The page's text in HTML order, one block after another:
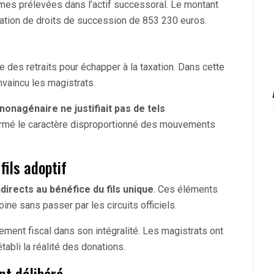
prélevées dans l’actif successoral. Le montant
de droits de succession de 853 230 euros.
retraits pour échapper à la taxation. Dans cette
les magistrats.
ne justifiait pas de tels
le caractère disproportionné des mouvements
fils adoptif
au bénéfice du fils unique. Ces éléments
sans passer par les circuits officiels.
fiscal dans son intégralité. Les magistrats ont
la réalité des donations.